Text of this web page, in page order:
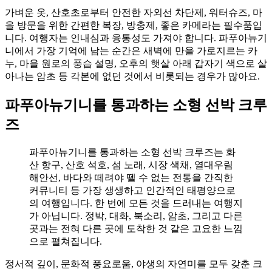
가벼운 옷, 산호초로부터 안전한 자외선 차단제, 워터슈즈, 마
을 방문을 위한 간편한 복장, 방충제, 좋은 카메라는 필수품입
니다. 여행자는 인내심과 융통성도 가져야 합니다. 파푸아뉴기
니에서 가장 기억에 남는 순간은 새벽에 만을 가로지르는 카
누, 마을 원로의 풍습 설명, 오후의 햇살 아래 갑자기 색으로 살
아나는 암초 등 각본에 없던 것에서 비롯되는 경우가 많아요.
파푸아뉴기니를 통과하는 소형 선박 크루
즈
파푸아뉴기니를 통과하는 소형 선박 크루즈는 화
산 항구, 산호 석호, 섬 노래, 시장 색채, 열대우림
해안선, 바다와 떼려야 뗄 수 없는 전통을 간직한
커뮤니티 등 가장 생생하고 인간적인 태평양으로
의 여행입니다. 한 번에 모든 것을 드러내는 여행지
가 아닙니다. 정박, 대화, 북소리, 암초, 그리고 다른
곳과는 전혀 다른 곳에 도착한 것 같은 고요한 느낌
으로 펼쳐집니다.
정서적 깊이, 문화적 풍요로움, 야생의 자연미를 모두 갖춘 크